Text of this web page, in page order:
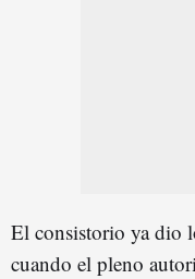
El consistorio ya dio
cuando el pleno